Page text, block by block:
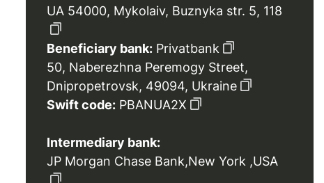
UA 54000, Mykolaiv, Buznyka str. 5, 118
Beneficiary bank: Privatbank
50, Naberezhna Peremogy Street,
Dnipropetrovsk, 49094, Ukraine
Swift code: PBANUA2X
Intermediary bank:
JP Morgan Chase Bank,New York ,USA